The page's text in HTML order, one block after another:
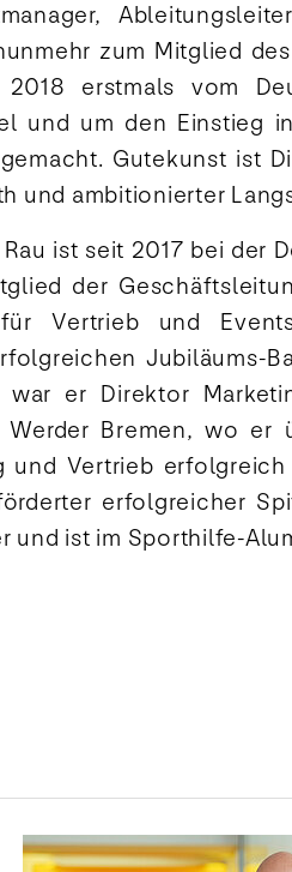
zum Mitglied
erstmals vom
und um den Einstieg
Gutekunst ist
und ambitionierter
ist seit 2017 bei der
der
für Vertrieb und
Jubiläums-
war er Direktor
Werder Bremen, wo er
und Vertrieb
erfolgreicher
und ist im Sporthilfe-